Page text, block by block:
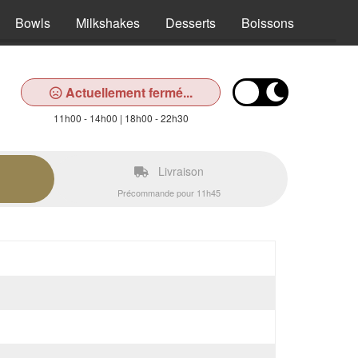
Bowls Milkshakes Desserts Boissons
Actuellement fermé...
11h00 - 14h00 | 18h00 - 22h30
Livraison
Précommande pour 11h45